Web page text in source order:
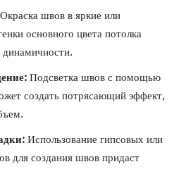
Окраска швов в яркие или
основного цвета потолка
Подсветка швов с помощью
создать потрясающий эффект,
Использование гипсовых или
для создания швов придаст